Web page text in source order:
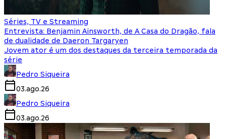
Séries, TV e Streaming
Entrevista: Benjamin Ainsworth, de A Casa do Dragão, fala
de dualidade de Daeron Targaryen
Jovem ator é um dos destaques da terceira temporada da
série
Pedro Siqueira
03.ago.26
Pedro Siqueira
03.ago.26